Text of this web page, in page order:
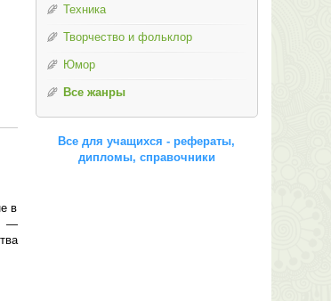
в
—
Техника
Творчество и фольклор
Юмор
Все жанры
Все для учащихся - рефераты,
дипломы, справочники